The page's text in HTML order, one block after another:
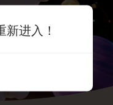
进入！